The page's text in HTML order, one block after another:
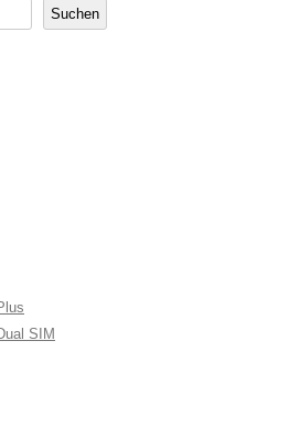
Suchen
SIM